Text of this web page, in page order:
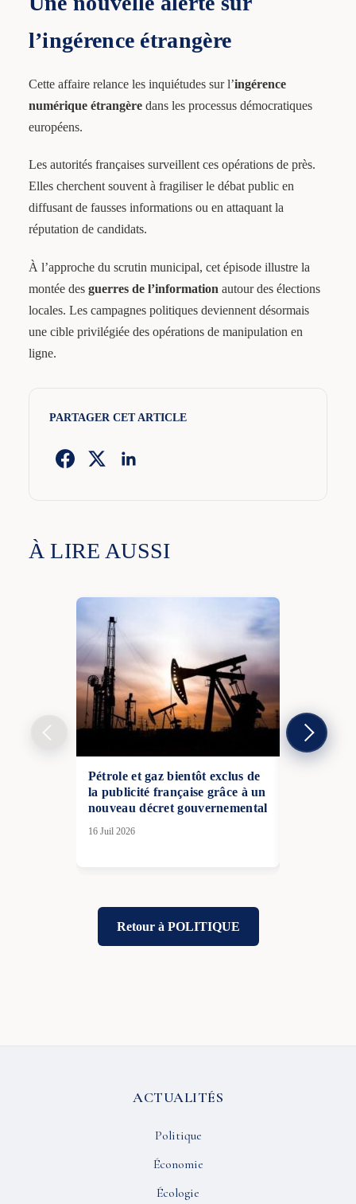
l’ingérence étrangère
Cette affaire relance les inquiétudes sur l’ingérence
numérique étrangèredans les processus démocratiques
européens.
Les autorités françaises surveillent ces opérations de près.
Elles cherchent souvent à fragiliser le débat public en
diffusant de fausses informations ou en attaquant la
réputation de candidats.
À l’approche du scrutin municipal, cet épisode illustre la
montée des guerres de l’information autour des élections
locales. Les campagnes politiques deviennent désormais
une cible privilégiée des opérations de manipulation en
ligne.
PARTAGER CET ARTICLE
À LIRE AUSSI
Pétrole et gaz bientôt exclus de
la publicité française grâce à un
nouveau décret gouvernemental
16 Juil 2026
Retour à POLITIQUE
ACTUALITÉS
Politique
Économie
Écologie